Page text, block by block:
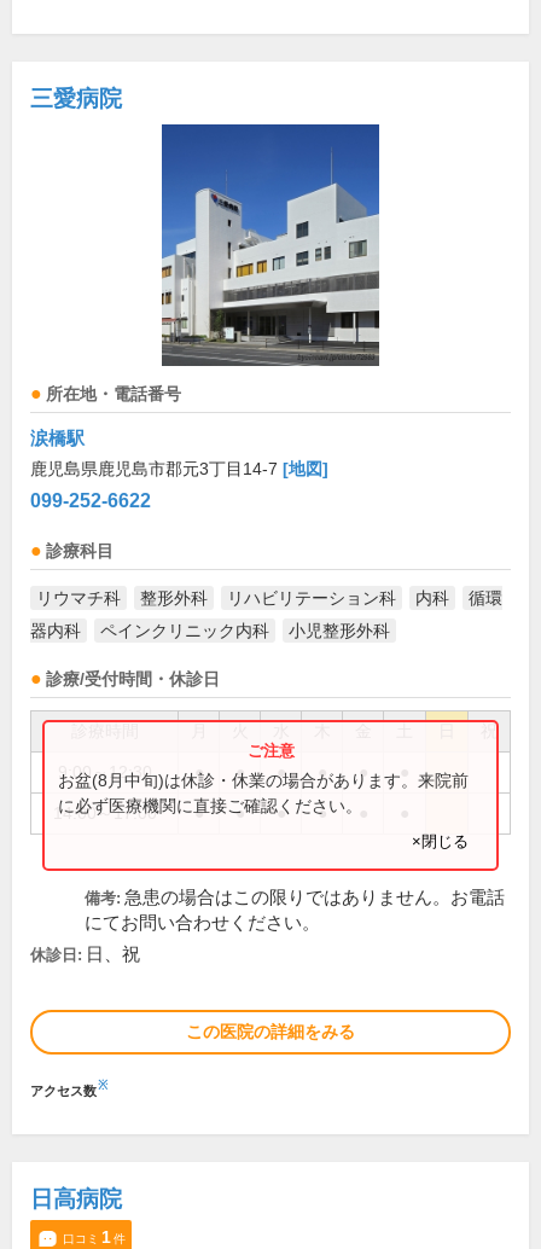
三愛病院
所在地・電話番号
涙橋駅
鹿児島県鹿児島市郡元3丁目14-7 [地図]
099-252-6622
診療科目
リウマチ科 整形外科 リハビリテーション科 内科
循環
器内科
ペインクリニック内科 小児整形外科
診療/受付時間・休診日
祝
9:00～12:30 ● ● ● ● ●
14:00～17:00 ● ● ● ●
お盆(8月中旬)は休診・休業の場合があります。来院前
に必ず医療機関に直接ご確認ください。
×閉じる
備考: 急患の場合はこの限りではありません。お電話
にてお問い合わせください。
休診日: 日、祝
この医院の詳細をみる
アクセス数※
日高病院
口コミ 1件